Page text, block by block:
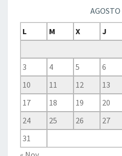
L
M X J
3
4 5 6
10
11 12 13
17
18 19 20
24
25 26 27
31